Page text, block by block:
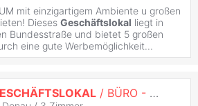
mit einzigartigem Ambiente u großen
Dieses Geschäftslokal liegt in
Bundesstraße und bietet 5 großen
eine gute Werbemöglichkeit...
/ BÜRO - GUTE KUNDENFREQUENZ